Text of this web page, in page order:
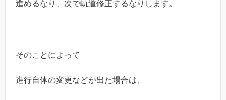
進めるなり、次で軌道修正するなりします。
そのことによって
進行自体の変更などが出た場合は、